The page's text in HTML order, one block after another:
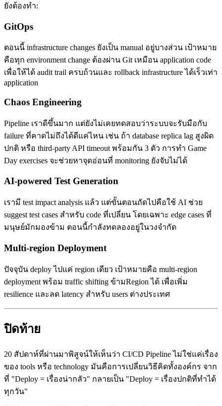
ยังต้องทำ:
GitOps
ตอนนี้ infrastructure changes ยังเป็น manual อยู่บางส่วน เป้าหมาย
คือทุก environment change ต้องผ่าน Git เหมือน application code
เพื่อให้ได้ audit trail ครบถ้วนและ rollback infrastructure ได้เร็วเท่า
application
Chaos Engineering
Pipeline เราดีขึ้นมาก แต่ยังไม่เคยทดสอบว่าระบบจะรับมือกับ
failure ที่คาดไม่ถึงได้ดีแค่ไหน เช่น ถ้า database replica lag สูงผิด
ปกติ หรือ third-party API timeout พร้อมกัน 3 ตัว การทำ Game
Day exercises จะช่วยหาจุดอ่อนที่ monitoring ยังจับไม่ได้
AI-powered Test Generation
เรามี test impact analysis แล้ว แต่ขั้นตอนถัดไปคือใช้ AI ช่วย
suggest test cases สำหรับ code ที่เปลี่ยน โดยเฉพาะ edge cases ที่
มนุษย์มักมองข้าม ตอนนี้กำลังทดลองอยู่ในวงจำกัด
Multi-region Deployment
ปัจจุบัน deploy ไปแค่ region เดียว เป้าหมายคือ multi-region
deployment พร้อม traffic shifting ข้ามRegion ได้ เพื่อเพิ่ม
resilience และลด latency สำหรับ users ต่างประเทศ
ปิดท้าย
20 สัปดาห์ที่ผ่านมาพิสูจน์ให้เห็นว่า CI/CD Pipeline ไม่ใช่แค่เรื่อง
ของ tools หรือ technology มันคือการเปลี่ยนวิธีคิดทั้งองค์กร จาก
ที่ "Deploy = เรื่องน่ากลัว" กลายเป็น "Deploy = เรื่องปกติที่ทำได้
ทุกวัน"